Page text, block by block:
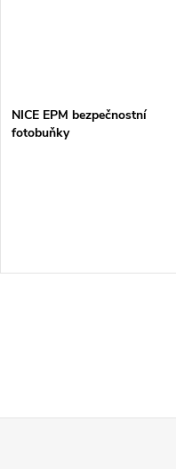
NICE EPM bezpečnostní
fotobuňky